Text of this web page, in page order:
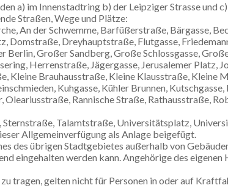
a) im Innenstadtring b) der Leipziger Strasse
Straßen, Wege und Plätze:
An der Schwemme, Barfüßerstraße, Bärgasse,
Dreyhauptstraße, Flutgasse,
Großer Sandberg, Große Schlossgasse,
Herrenstraße, Jägergasse, Jerusalemer Platz,
Kleine Brauhausstraße, Kleine Klausstraße,
Kuhgasse, Kühler Brunnen,
Rannische Straße, Rathausstraße,
Sternstraße, Talamtstraße, Universitätsplatz,
Allgemeinverfügung als Anlage beigefügt.
des übrigen Stadtgebietes außerhalb von
eingehalten werden kann. Angehörige des
tragen, gelten nicht für Personen in oder auf